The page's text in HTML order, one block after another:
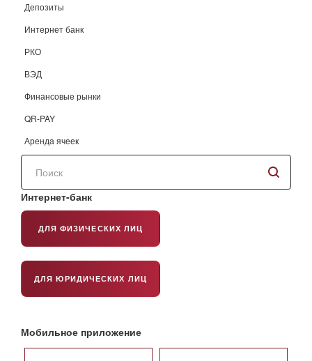
Депозиты
Интернет банк
РКО
ВЭД
Финансовые рынки
QR-PAY
Аренда ячеек
Поиск
сайту
Интернет-банк
ДЛЯ ФИЗИЧЕСКИХ ЛИЦ
ДЛЯ ЮРИДИЧЕСКИХ ЛИЦ
Мобильное приложение